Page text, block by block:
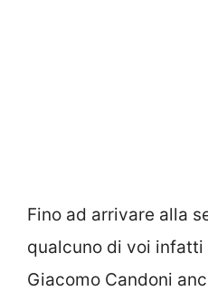
Fino ad arrivare alla
qualcuno di voi infatti
Giacomo Candoni